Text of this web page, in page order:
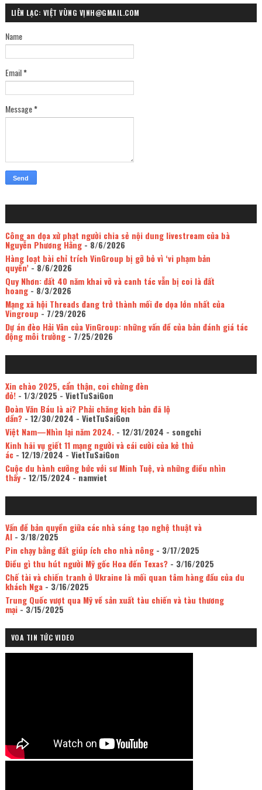
LIÊN LẠC: VIỆT VÙNG VỊNH@GMAIL.COM
Name
Email*
Message*
Công an dọa xử phạt người chia sẻ nội dung livestream của bà
Nguyễn Phương Hằng- 8/6/2026
Hàng loạt bài chỉ trích VinGroup bị gỡ bỏ vì ‘vi phạm bản
quyền’- 8/6/2026
Quy Nhơn: đất 40 năm khai vỡ và canh tác vẫn bị coi là đất
hoang- 8/3/2026
Mạng xã hội Threads đang trở thành mối đe dọa lớn nhất của
Vingroup - 7/29/2026
Dự án đèo Hải Vân của VinGroup: những vấn đề của bản đánh giá tác
động môi trường- 7/25/2026
Xin chào 2025, cẩn thận, coi chừng đèn
đỏ!- 1/3/2025 - VietTuSaiGon
Đoàn Văn Báu là ai? Phải chăng kịch bản đã lộ
dần?- 12/30/2024 - VietTuSaiGon
Việt Nam—Nhìn lại năm 2024.- 12/31/2024 - songchi
Kinh hãi vụ giết 11 mạng người và cái cười của kẻ thủ
ác- 12/19/2024 - VietTuSaiGon
Cuộc du hành cưỡng bức với sư Minh Tuệ, và những điều nhìn
thấy- 12/15/2024 - namviet
Vấn đề bản quyền giữa các nhà sáng tạo nghệ thuật và
AI- 3/18/2025
Pin chạy bằng đất giúp ích cho nhà nông- 3/17/2025
Điều gì thu hút người Mỹ gốc Hoa đến Texas?- 3/16/2025
Chế tài và chiến tranh ở Ukraine là mối quan tâm hàng đầu của du
khách Nga- 3/16/2025
Trung Quốc vượt qua Mỹ về sản xuất tàu chiến và tàu thương
mại- 3/15/2025
VOA TIN TỨC VIDEO